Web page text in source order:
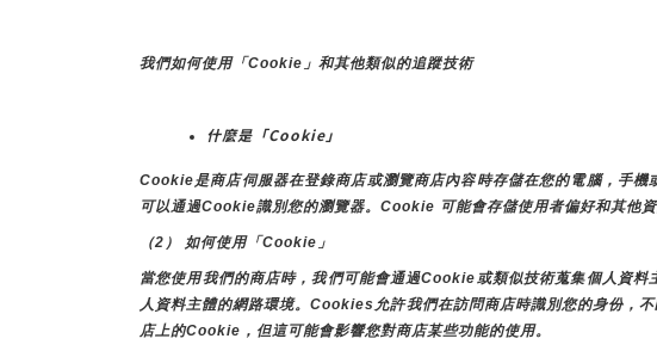
我們如何使用「Cookie」和其他類似的追蹤技術
什麼是「Cookie」
Cookie是商店伺服器在登錄商店或瀏覽商店內容時存儲在您的電腦，手
可以通過Cookie識別您的瀏覽器。Cookie 可能會存儲使用者偏好和其他資
（2） 如何使用「Cookie」
當您使用我們的商店時，我們可能會通過Cookie或類似技術蒐集個人資
人資料主體的網路環境。Cookies允許我們在訪問商店時識別您的身份，
店上的Cookie，但這可能會影響您對商店某些功能的使用。